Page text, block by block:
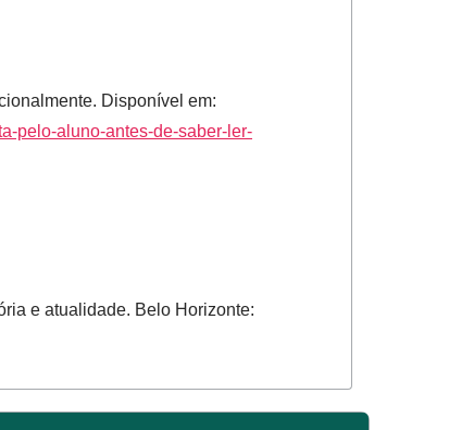
Disponível em:
pelo-aluno-antes-de-saber-ler-
e atualidade. Belo Horizonte: